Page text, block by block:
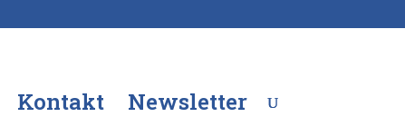
Kontakt Newsletter